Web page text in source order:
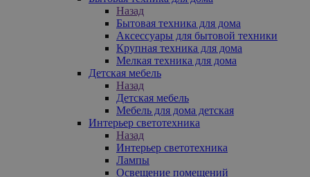
Назад
Бытовая техника для дома
Аксессуары для бытовой техники
Крупная техника для дома
Мелкая техника для дома
Детская мебель
Назад
Детская мебель
Мебель для дома детская
Интерьер светотехника
Назад
Интерьер светотехника
Лампы
Освещение помещений